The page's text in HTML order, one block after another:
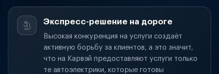
Экспресс-решение на дороге
Высокая конкуренция на услуги создаёт
активную борьбу за клиентов, а это значит,
что на Карвэй предоставляют услуги только
те автоэлектрики, которые готовы